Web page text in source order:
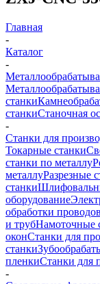
Главная
-
Каталог
-
станки
станкиСтаночная
-
Станки для
Токарные станки
станки по металлу
металлуРазрезные
станки
оборудование
обработки
и трубНамоточные
оконСтанки для
станки
пленкиСтанки для
-